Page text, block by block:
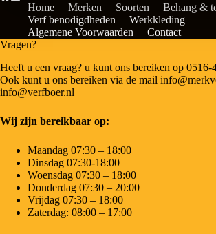
Home Merken Soorten
Behang &
Verf benodigdheden
Werkkleding
Algemene Voorwaarden
Contact
Vragen?
Heeft u een vraag? u kunt ons bereiken op 0516-
Ook kunt u ons bereiken via de mail
info@verfboer.nl
Wij zijn bereikbaar op:
Maandag 07:30 – 18:00
Dinsdag 07:30-18:00
Woensdag 07:30 – 18:00
Donderdag 07:30 – 20:00
Vrijdag 07:30 – 18:00
Zaterdag: 08:00 – 17:00